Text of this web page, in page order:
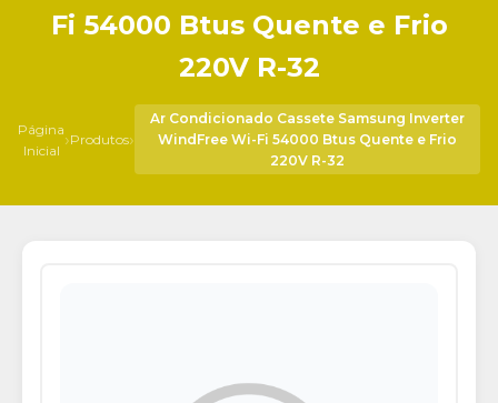
Fi 54000 Btus Quente e Frio
220V R-32
Página
Inicial ›Produtos›
Ar Condicionado Cassete Samsung Inverter
WindFree Wi-Fi 54000 Btus Quente e Frio
220V R-32